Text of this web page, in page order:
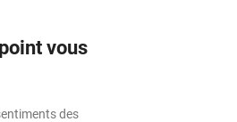
vous
des